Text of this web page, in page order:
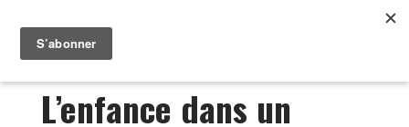
L’enfance dans un